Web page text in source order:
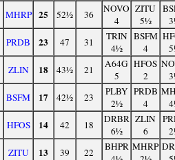
MHRP 25 52½ 36
NOVO
4
ZITU
5½
PRDB 23 47 31
TRIN
4½
BSFM
4
ZLIN 18 43½ 21
A64G
5
HFOS
2
BSFM 17 42½ 23
PLBY
2½
PRDB
4
HFOS 14 42 18
DRBR
6½
ZLIN
6
ZITU 13 39 22
BHPR MHRP